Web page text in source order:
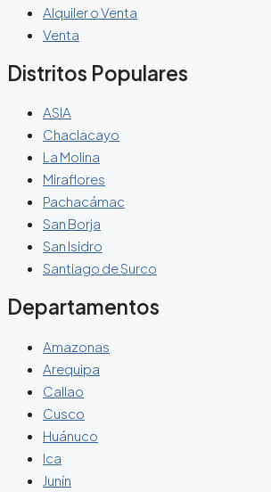
Alquiler o Venta
Venta
Distritos Populares
ASIA
Chaclacayo
La Molina
Miraflores
Pachacámac
San Borja
San Isidro
Santiago de Surco
Departamentos
Amazonas
Arequipa
Callao
Cusco
Huánuco
Ica
Junín